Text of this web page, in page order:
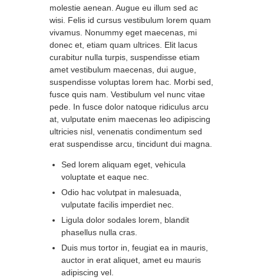
molestie aenean. Augue eu illum sed ac
wisi. Felis id cursus vestibulum lorem quam
vivamus. Nonummy eget maecenas, mi
donec et, etiam quam ultrices. Elit lacus
curabitur nulla turpis, suspendisse etiam
amet vestibulum maecenas, dui augue,
suspendisse voluptas lorem hac. Morbi sed,
fusce quis nam. Vestibulum vel nunc vitae
pede. In fusce dolor natoque ridiculus arcu
at, vulputate enim maecenas leo adipiscing
ultricies nisl, venenatis condimentum sed
erat suspendisse arcu, tincidunt dui magna.
Sed lorem aliquam eget, vehicula
voluptate et eaque nec.
Odio hac volutpat in malesuada,
vulputate facilis imperdiet nec.
Ligula dolor sodales lorem, blandit
phasellus nulla cras.
Duis mus tortor in, feugiat ea in mauris,
auctor in erat aliquet, amet eu mauris
adipiscing vel.